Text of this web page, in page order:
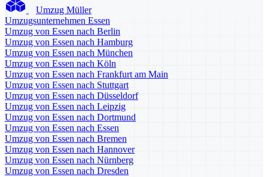
Umzug Müller
Umzugsunternehmen Essen
Umzug von Essen nach Berlin
Umzug von Essen nach Hamburg
Umzug von Essen nach München
Umzug von Essen nach Köln
Umzug von Essen nach Frankfurt am Main
Umzug von Essen nach Stuttgart
Umzug von Essen nach Düsseldorf
Umzug von Essen nach Leipzig
Umzug von Essen nach Dortmund
Umzug von Essen nach Essen
Umzug von Essen nach Bremen
Umzug von Essen nach Hannover
Umzug von Essen nach Nürnberg
Umzug von Essen nach Dresden